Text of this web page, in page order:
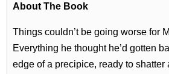
About The Book
Things couldn’t be going worse for
Everything he thought he’d gotten
edge of a precipice, ready to shatter